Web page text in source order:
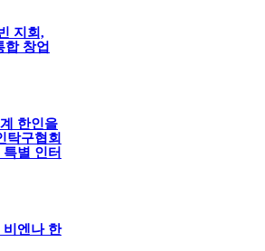
지회,
합 창업
한인을
탁구협회
별 인터
비엔나 한